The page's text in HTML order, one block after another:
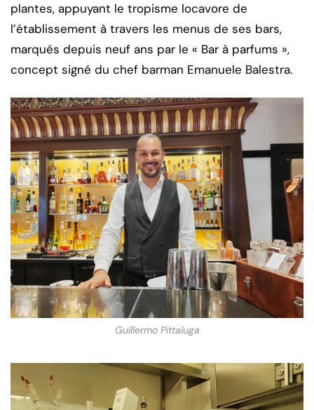
plantes, appuyant le tropisme locavore de
l’établissement à travers les menus de ses bars,
marqués depuis neuf ans par le « Bar à parfums »,
concept signé du chef barman Emanuele Balestra.
Guillermo Pittaluga